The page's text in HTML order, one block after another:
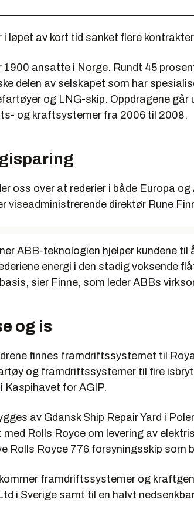
i løpet av kort tid sanket flere
1900 ansatte i Norge. Rundt 45
delen av selskapet som har
og LNG-skip. Oppdragene går
og kraftsystemer fra 2006 til 2008.
oss over at rederier i både Europa
viseadministrerende direktør Rune
ABB-teknologien hjelper kundene
energi i den stadig voksende
sier Finne, som leder ABBs
og is
finnes framdriftssystemet til
og framdriftssystemer til fire
Kaspihavet for AGIP.
av Gdansk Ship Repair Yard i
med Rolls Royce om levering av
Rolls Royce 776 forsyningsskip som
framdriftssystemer og
i Sverige samt til en halvt